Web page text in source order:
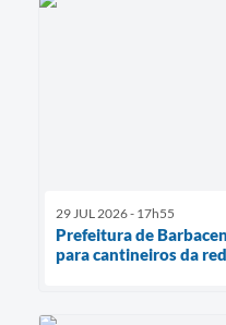
29 JUL 2026 - 17h55
Prefeitura de
para cantineiros da